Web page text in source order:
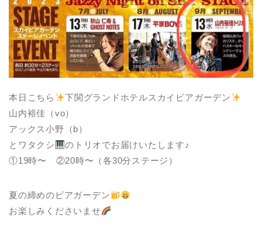
本日こちら
下関グランドホテルスカイビアガーデン
山内裕佳（vo）
アックス小野（b）
とワタクシ
のトリオでお届けいたします♪
①19時〜 ②20時〜（各30分ステージ）
夏の締めのビアガーデン
お楽しみくださいませ